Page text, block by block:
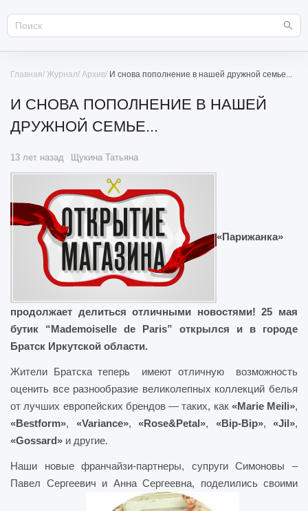
Главная Журнал Архив И снова пополнение в нашей дружной семье...
И СНОВА ПОПОЛНЕНИЕ В НАШЕЙ
ДРУЖНОЙ СЕМЬЕ...
13 лет назад Щукина Татьяна
«Парижанка»
продолжает делиться отличными новостями! 25 мая
бутик “Mademoiselle de Paris” открылся и в городе
Братск Иркутской области.
Жители Братска теперь имеют отличную возможность
оценить все разнообразие великолепных коллекций белья
от лучших европейских брендов — таких, как «Marie Meili»,
«Bestform», «Variance», «Rose&Petal», «Bip-Bip», «Jil»,
«Gossard» и другие.
Наши новые франчайзи-партнеры, супруги Симоновы –
Павел Сергеевич и Анна Сергеевна, поделились своими